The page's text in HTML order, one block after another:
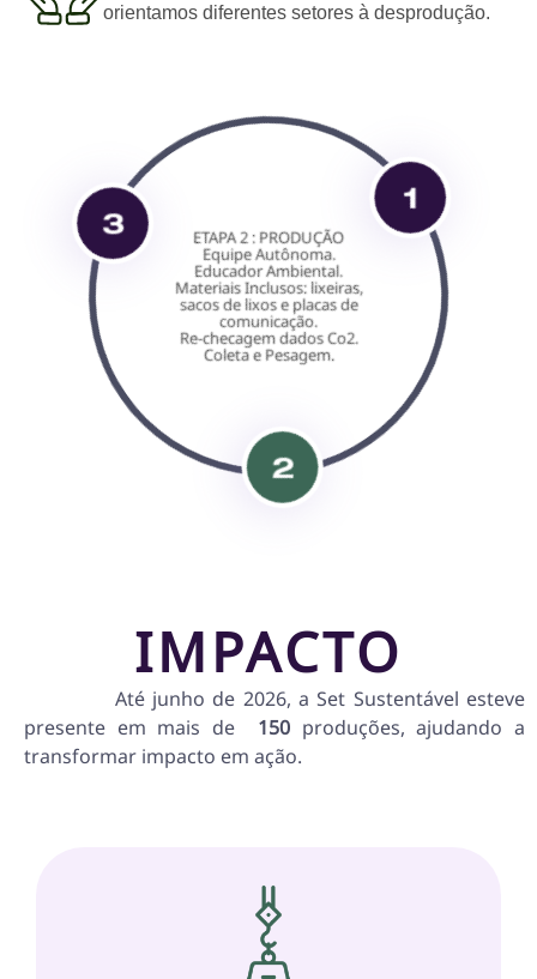
orientamos diferentes setores à desprodução.
1
2
ETAPA 2 : PRODUÇÃO
Equipe Autônoma.
Educador Ambiental.
Materiais Inclusos: lixeiras,
sacos de lixos e placas de
comunicação.
Re-checagem dados Co2.
Coleta e Pesagem.
3
IMPACTO
Até junho de 2026, a Set Sustentável esteve
presente em mais de
150 produções, ajudando a
transformar impacto em ação.